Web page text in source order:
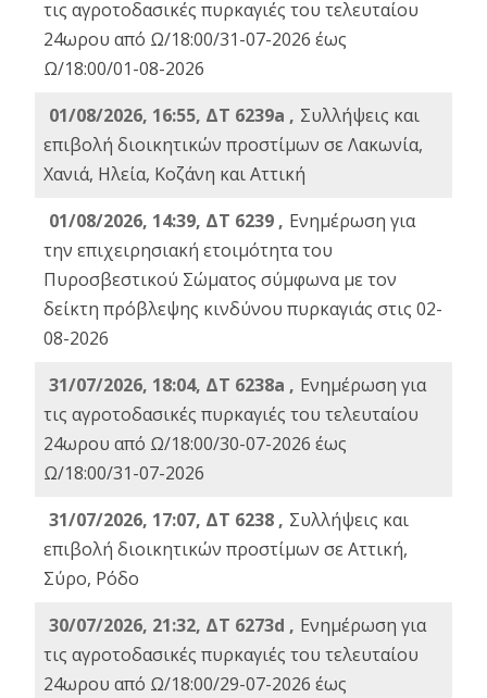
τις αγροτοδασικές πυρκαγιές του τελευταίου
24ωρου από Ω/18:00/31-07-2026 έως
Ω/18:00/01-08-2026
01/08/2026, 16:55, ΔΤ 6239a , Συλλήψεις και
επιβολή διοικητικών προστίμων σε Λακωνία,
Χανιά, Ηλεία, Κοζάνη και Αττική
01/08/2026, 14:39, ΔΤ 6239 , Ενημέρωση για
την επιχειρησιακή ετοιμότητα του
Πυροσβεστικού Σώματος σύμφωνα με τον
δείκτη πρόβλεψης κινδύνου πυρκαγιάς στις 02-
08-2026
31/07/2026, 18:04, ΔΤ 6238a , Ενημέρωση για
τις αγροτοδασικές πυρκαγιές του τελευταίου
24ωρου από Ω/18:00/30-07-2026 έως
Ω/18:00/31-07-2026
31/07/2026, 17:07, ΔΤ 6238 , Συλλήψεις και
επιβολή διοικητικών προστίμων σε Αττική,
Σύρο, Ρόδο
30/07/2026, 21:32, ΔΤ 6273d , Ενημέρωση για
τις αγροτοδασικές πυρκαγιές του τελευταίου
24ωρου από Ω/18:00/29-07-2026 έως